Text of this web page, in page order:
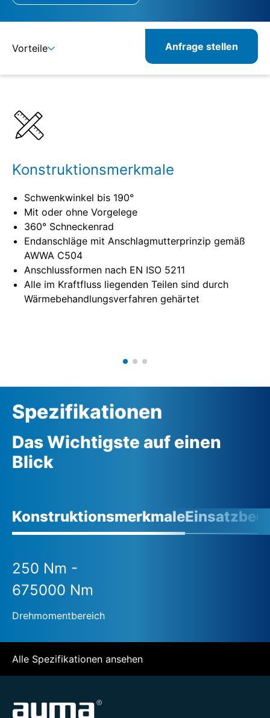
Vorteile Anfrage stellen
Konstruktionsmerkmale
Schwenkwinkel bis 190°
Mit oder ohne Vorgelege
360° Schneckenrad
Endanschläge mit Anschlagmutterprinzip gemäß
AWWA C504
Anschlussformen nach EN ISO 5211
Alle im Kraftfluss liegenden Teilen sind durch
Wärmebehandlungsverfahren gehärtet
Spezifikationen
Das Wichtigste auf einen
Blick
Konstruktionsmerkmale
250 Nm -
675000 Nm
Drehmomentbereich
Alle Spezifikationen ansehen